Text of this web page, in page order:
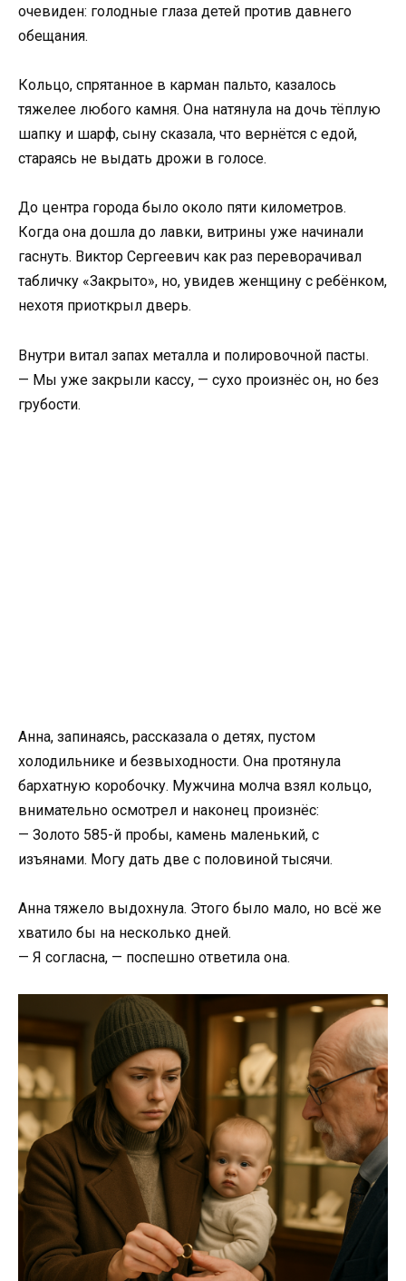
очевиден: голодные глаза детей против давнего
обещания.
Кольцо, спрятанное в карман пальто, казалось
тяжелее любого камня. Она натянула на дочь тёплую
шапку и шарф, сыну сказала, что вернётся с едой,
стараясь не выдать дрожи в голосе.
До центра города было около пяти километров.
Когда она дошла до лавки, витрины уже начинали
гаснуть. Виктор Сергеевич как раз переворачивал
табличку «Закрыто», но, увидев женщину с ребёнком,
нехотя приоткрыл дверь.
Внутри витал запах металла и полировочной пасты.
— Мы уже закрыли кассу, — сухо произнёс он, но без
грубости.
Анна, запинаясь, рассказала о детях, пустом
холодильнике и безвыходности. Она протянула
бархатную коробочку. Мужчина молча взял кольцо,
внимательно осмотрел и наконец произнёс:
— Золото 585-й пробы, камень маленький, с
изъянами. Могу дать две с половиной тысячи.
Анна тяжело выдохнула. Этого было мало, но всё же
хватило бы на несколько дней.
— Я согласна, — поспешно ответила она.